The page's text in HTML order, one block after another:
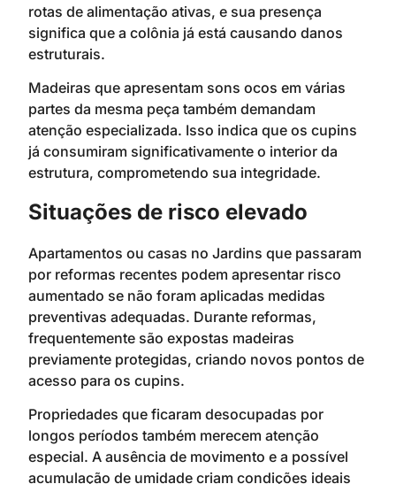
rotas de alimentação ativas, e sua presença
significa que a colônia já está causando danos
estruturais.
Madeiras que apresentam sons ocos em várias
partes da mesma peça também demandam
atenção especializada. Isso indica que os cupins
já consumiram significativamente o interior da
estrutura, comprometendo sua integridade.
Situações de risco elevado
Apartamentos ou casas no Jardins que passaram
por reformas recentes podem apresentar risco
aumentado se não foram aplicadas medidas
preventivas adequadas. Durante reformas,
frequentemente são expostas madeiras
previamente protegidas, criando novos pontos de
acesso para os cupins.
Propriedades que ficaram desocupadas por
longos períodos também merecem atenção
especial. A ausência de movimento e a possível
acumulação de umidade criam condições ideais